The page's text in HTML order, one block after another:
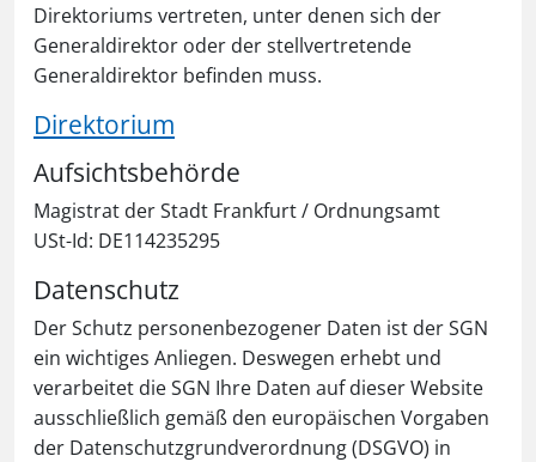
Direktoriums vertreten, unter denen sich der
Generaldirektor oder der stellvertretende
Generaldirektor befinden muss.
Direktorium
Aufsichtsbehörde
Magistrat der Stadt Frankfurt / Ordnungsamt
USt-Id: DE114235295
Datenschutz
Der Schutz personenbezogener Daten ist der SGN
ein wichtiges Anliegen. Deswegen erhebt und
verarbeitet die SGN Ihre Daten auf dieser Website
ausschließlich gemäß den europäischen Vorgaben
der Datenschutzgrundverordnung (DSGVO) in